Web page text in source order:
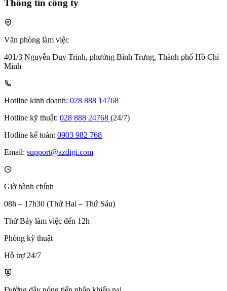
Thông tin công ty
Văn phòng làm việc
401/3 Nguyễn Duy Trinh, phường Bình Trưng, Thành phố Hồ Chí
Minh
Hotline kinh doanh: 028 888 14768
Hotline kỹ thuật: 028 888 24768 (24/7)
Hotline kế toán: 0903 982 768
Email: support@azdigi.com
Giờ hành chính
08h – 17h30 (Thứ Hai – Thứ Sáu)
Thứ Bảy làm việc đến 12h
Phòng kỹ thuật
Hỗ trợ 24/7